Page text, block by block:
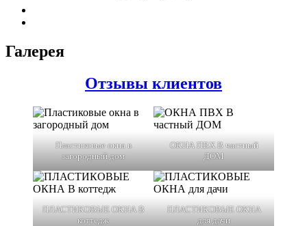
Галерея
Отзывы клиентов
Пластиковые окна в
загородный дом
ОКНА ПВХ В частный
ДОМ
ПЛАСТИКОВЫЕ ОКНА В
коттедж
ПЛАСТИКОВЫЕ ОКНА
для дачи